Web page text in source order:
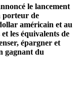
le lancement
porteur de
américain et au
les équivalents de
épargner et
gagnant du